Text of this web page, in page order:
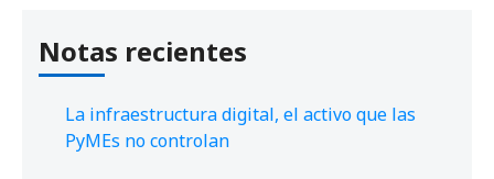
Notas recientes
La infraestructura digital, el activo que las
PyMEs no controlan